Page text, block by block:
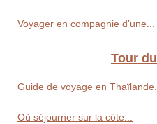
Voyager en compagnie d’une...
Tour
Guide de voyage en
Où séjourner sur la côte...